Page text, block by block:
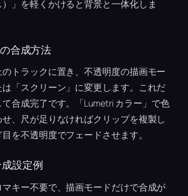
）」を軽くかけると背景と一体化しま
合成方法
トラックに置き、不透明度の描画モー
は「スクリーン」に変更します。これだ
合成完了です。「Lumetri カラー」で色
、尺が足りなければクリップを複製し
を不透明度でフェードさせます。
設定例
キー不要で、描画モードだけで合成が